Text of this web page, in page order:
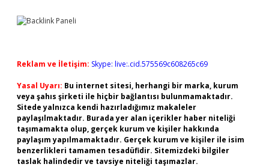
Reklam ve İletişim: Skype: live:.cid.575569c608265c69
Yasal Uyarı: Bu internet sitesi, herhangi bir marka, kurum
veya şahıs şirketi ile hiçbir bağlantısı bulunmamaktadır.
Sitede yalnızca kendi hazırladığımız makaleler
paylaşılmaktadır. Burada yer alan içerikler haber niteliği
taşımamakta olup, gerçek kurum ve kişiler hakkında
paylaşım yapılmamaktadır. Gerçek kurum ve kişiler ile isim
benzerlikleri tamamen tesadüfidir. Sitemizdeki bilgiler
taslak halindedir ve tavsiye niteliği taşımazlar.